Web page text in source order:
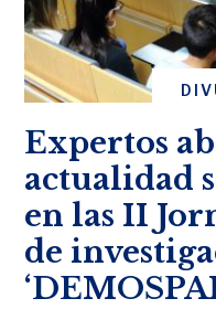
Expertos
actualidad
en las II
de